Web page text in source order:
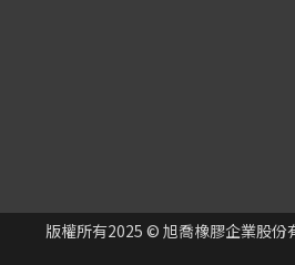
版權所有2025 © 旭喬橡膠企業股份